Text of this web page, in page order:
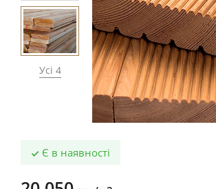
Усі 4
Є в наявності